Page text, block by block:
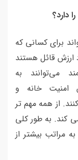
دارد؟
برای کسانی که
ارزش قائل هستند
می‌توانند به
امنیت خانه و
از همه مهم تر
کند. به طور کلی
مراتب بیشتر از